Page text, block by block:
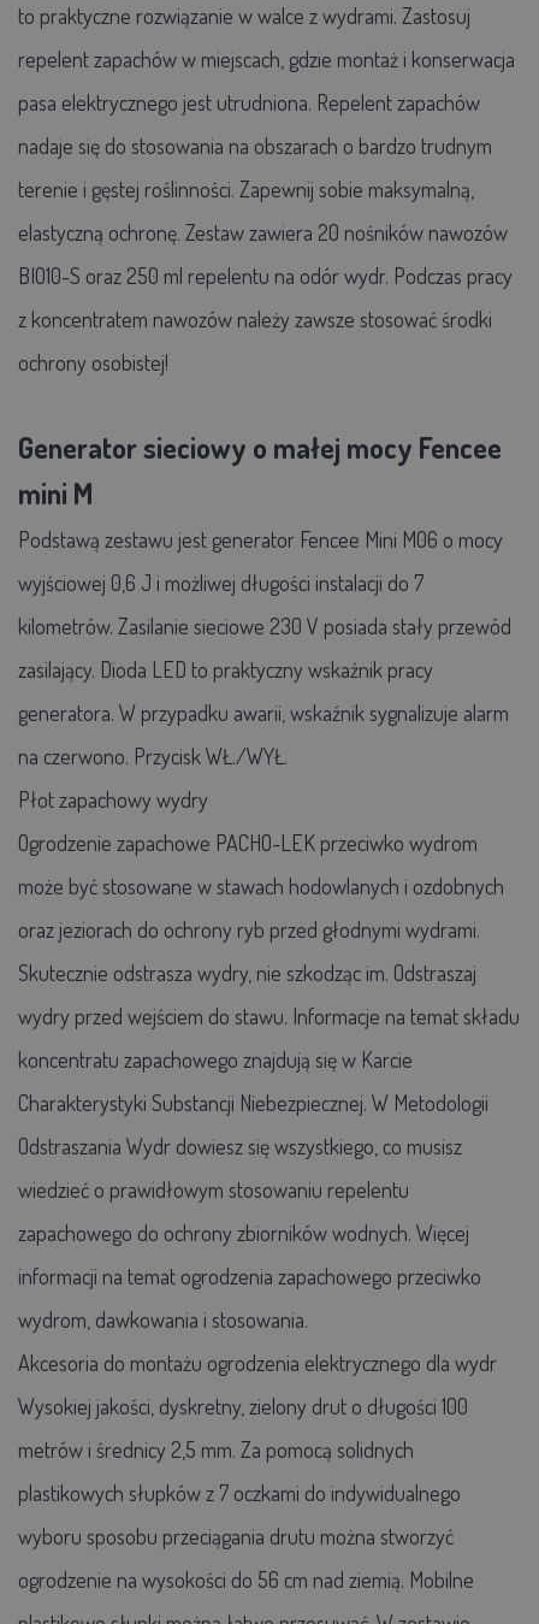
to praktyczne rozwiązanie w walce z wydrami. Zastosuj
repelent zapachów w miejscach, gdzie montaż i konserwacja
pasa elektrycznego jest utrudniona. Repelent zapachów
nadaje się do stosowania na obszarach o bardzo trudnym
terenie i gęstej roślinności. Zapewnij sobie maksymalną,
elastyczną ochronę. Zestaw zawiera 20 nośników nawozów
BIO10-S oraz 250 ml repelentu na odór wydr. Podczas pracy
z koncentratem nawozów należy zawsze stosować środki
ochrony osobistej!
Generator sieciowy o małej mocy Fencee
mini M
Podstawą zestawu jest generator Fencee Mini M06 o mocy
wyjściowej 0,6 J i możliwej długości instalacji do 7
kilometrów. Zasilanie sieciowe 230 V posiada stały przewód
zasilający. Dioda LED to praktyczny wskaźnik pracy
generatora. W przypadku awarii, wskaźnik sygnalizuje alarm
na czerwono. Przycisk WŁ./WYŁ.
Płot zapachowy wydry
Ogrodzenie zapachowe PACHO-LEK przeciwko wydrom
może być stosowane w stawach hodowlanych i ozdobnych
oraz jeziorach do ochrony ryb przed głodnymi wydrami.
Skutecznie odstrasza wydry, nie szkodząc im. Odstraszaj
wydry przed wejściem do stawu. Informacje na temat składu
koncentratu zapachowego znajdują się w Karcie
Charakterystyki Substancji Niebezpiecznej. W Metodologii
Odstraszania Wydr dowiesz się wszystkiego, co musisz
wiedzieć o prawidłowym stosowaniu repelentu
zapachowego do ochrony zbiorników wodnych. Więcej
informacji na temat ogrodzenia zapachowego przeciwko
wydrom, dawkowania i stosowania.
Akcesoria do montażu ogrodzenia elektrycznego dla wydr
Wysokiej jakości, dyskretny, zielony drut o długości 100
metrów i średnicy 2,5 mm. Za pomocą solidnych
plastikowych słupków z 7 oczkami do indywidualnego
wyboru sposobu przeciągania drutu można stworzyć
ogrodzenie na wysokości do 56 cm nad ziemią. Mobilne